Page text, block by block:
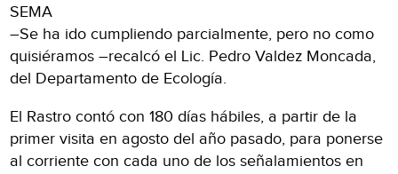
SEMA
–Se ha ido cumpliendo parcialmente, pero no como
quisiéramos –recalcó el Lic. Pedro Valdez Moncada,
del Departamento de Ecología.
El Rastro contó con 180 días hábiles, a partir de la
primer visita en agosto del año pasado, para ponerse
al corriente con cada uno de los señalamientos en